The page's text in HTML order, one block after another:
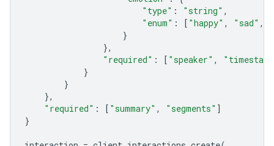
"type" : "string" ,
"enum" : [ "happy" , "sad" ,
}
},
"required" : [ "speaker" ,
}
}
},
"required" : [ "summary" , "segments" ]
}